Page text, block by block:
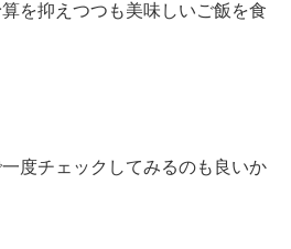
を抑えつつも美味しいご飯を食
度チェックしてみるのも良いか